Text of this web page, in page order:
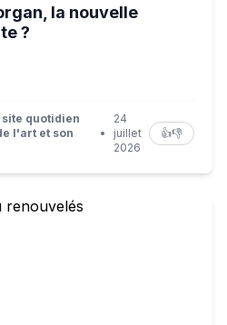
la nouvelle
?
quotidien
l'art et son
•
24
juillet
2026
👍👎